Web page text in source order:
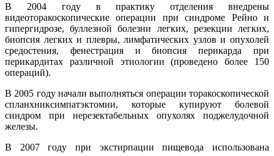
В 2004 году в практику отделения внедрены
видеоторакоскопические операции при синдроме Рейно и
гипергидрозе, буллезной болезни легких, резекции легких,
биопсия легких и плевры, лимфатических узлов и опухолей
средостения, фенестрация и биопсия перикарда при
перикардитах различной этиологии (проведено более 150
операций).
В 2005 году начали выполняться операции торакоскопической
спланхниксимпатэктомии, которые купируют болевой
синдром при нерезектабельных опухолях поджелудочной
железы.
В 2007 году при экстирпации пищевода использована